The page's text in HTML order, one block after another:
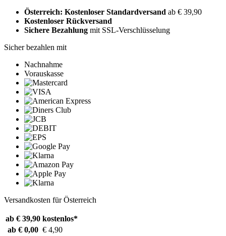
Österreich: Kostenloser Standardversand ab € 39,90
Kostenloser Rückversand
Sichere Bezahlung mit SSL-Verschlüsselung
Sicher bezahlen mit
Nachnahme
Vorauskasse
Versandkosten für Österreich
ab € 39,90 kostenlos*
ab € 0,00 € 4,90